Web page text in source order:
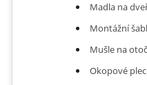
Madla na
Montážní
Mušle na
Okopové